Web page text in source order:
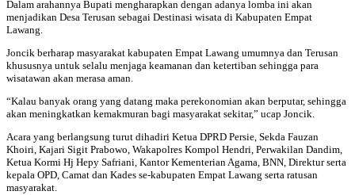
Dalam arahannya Bupati mengharapkan dengan adanya lomba ini akan
menjadikan Desa Terusan sebagai Destinasi wisata di Kabupaten Empat
Lawang.
Joncik berharap masyarakat kabupaten Empat Lawang umumnya dan Terusan
khususnya untuk selalu menjaga keamanan dan ketertiban sehingga para
wisatawan akan merasa aman.
“Kalau banyak orang yang datang maka perekonomian akan berputar, sehingga
akan meningkatkan kemakmuran bagi masyarakat sekitar,” ucap Joncik.
Acara yang berlangsung turut dihadiri Ketua DPRD Persie, Sekda Fauzan
Khoiri, Kajari Sigit Prabowo, Wakapolres Kompol Hendri, Perwakilan Dandim,
Ketua Kormi Hj Hepy Safriani, Kantor Kementerian Agama, BNN, Direktur serta
kepala OPD, Camat dan Kades se-kabupaten Empat Lawang serta ratusan
masyarakat.